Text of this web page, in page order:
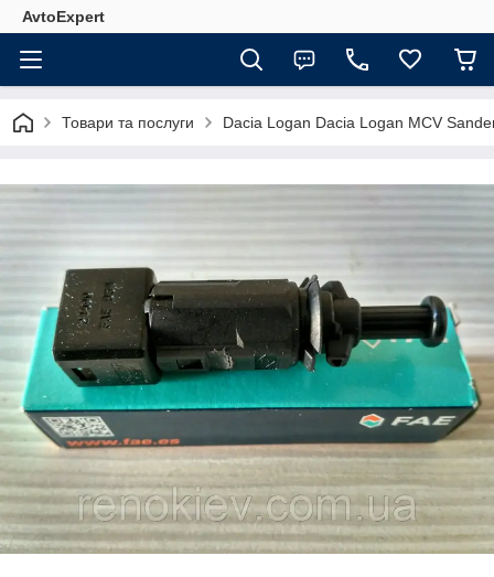
AvtoExpert
Товари та послуги Dacia Logan Dacia Logan MCV